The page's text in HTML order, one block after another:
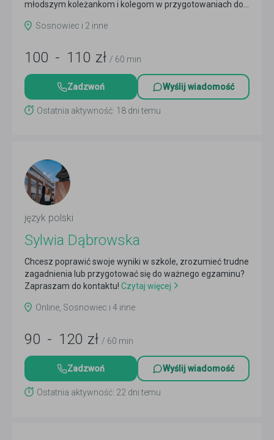
młodszym koleżankom i kolegom w przygotowaniach do...
Sosnowiec i 2 inne
100 - 110 zł / 60 min
Zadzwoń Wyślij wiadomość
Ostatnia aktywność: 18 dni temu
język polski
Sylwia Dąbrowska
Chcesz poprawić swoje wyniki w szkole, zrozumieć trudne
zagadnienia lub przygotować się do ważnego egzaminu?
Zapraszam do kontaktu! Czytaj więcej
Online, Sosnowiec i 4 inne
90 - 120 zł / 60 min
Zadzwoń Wyślij wiadomość
Ostatnia aktywność: 22 dni temu